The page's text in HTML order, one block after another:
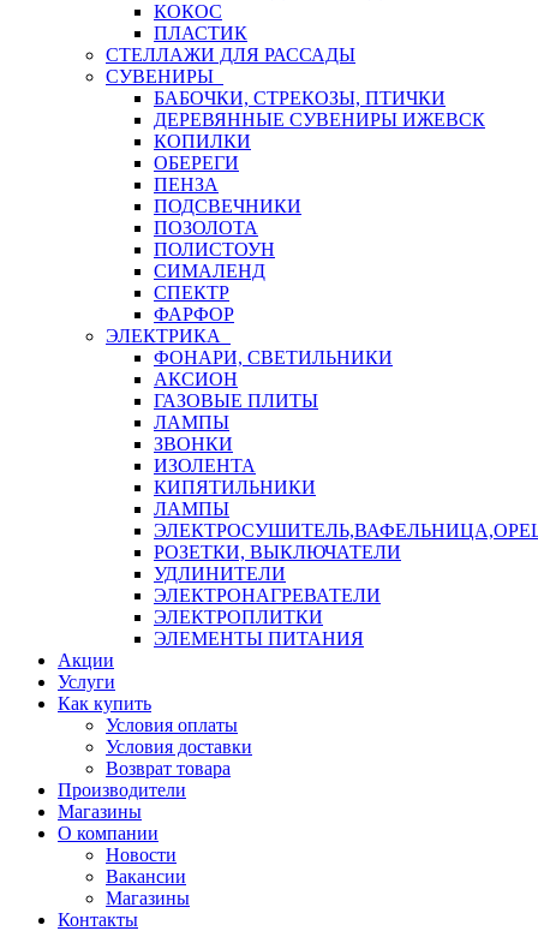
КОКОС
ПЛАСТИК
СТЕЛЛАЖИ ДЛЯ РАССАДЫ
СУВЕНИРЫ
БАБОЧКИ, СТРЕКОЗЫ, ПТИЧКИ
ДЕРЕВЯННЫЕ СУВЕНИРЫ ИЖЕВСК
КОПИЛКИ
ОБЕРЕГИ
ПЕНЗА
ПОДСВЕЧНИКИ
ПОЗОЛОТА
ПОЛИСТОУН
СИМАЛЕНД
СПЕКТР
ФАРФОР
ЭЛЕКТРИКА
ФОНАРИ, СВЕТИЛЬНИКИ
АКСИОН
ГАЗОВЫЕ ПЛИТЫ
ЛАМПЫ
ЗВОНКИ
ИЗОЛЕНТА
КИПЯТИЛЬНИКИ
ЛАМПЫ
РОЗЕТКИ, ВЫКЛЮЧАТЕЛИ
УДЛИНИТЕЛИ
ЭЛЕКТРОНАГРЕВАТЕЛИ
ЭЛЕКТРОПЛИТКИ
ЭЛЕМЕНТЫ ПИТАНИЯ
Акции
Услуги
Как купить
Условия оплаты
Условия доставки
Возврат товара
Производители
Магазины
О компании
Новости
Вакансии
Магазины
Контакты